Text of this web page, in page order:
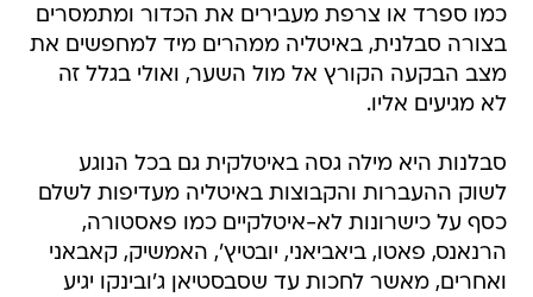
כמו ספרד או צרפת מעבירים את הכדור ומתמסרים
בצורה סבלנית, באיטליה ממהרים מיד למחפשים את
מצב הבקעה הקורץ אל מול השער, ואולי בגלל זה
לא מגיעים אליו.
סבלנות היא מילה גסה באיטלקית גם בכל הנוגע
לשוק ההעברות והקבוצות באיטליה מעדיפות לשלם
כסף על כישרונות לא-איטלקיים כמו פאסטורה,
הרנאנס, פאטו, ביאביאני, יובטיץ', האמשיק, קאבאני
ואחרים, מאשר לחכות עד שסבסטיאן ג'ובינקו יגיע